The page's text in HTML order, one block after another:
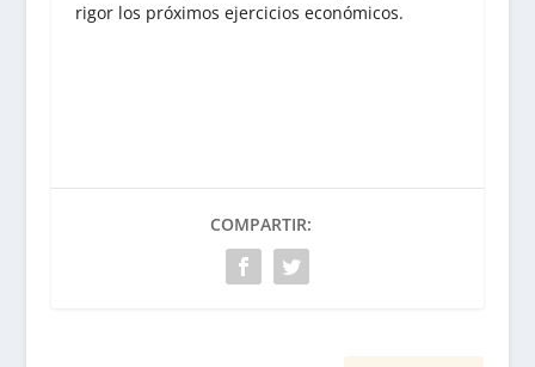
rigor los próximos ejercicios económicos.
COMPARTIR: